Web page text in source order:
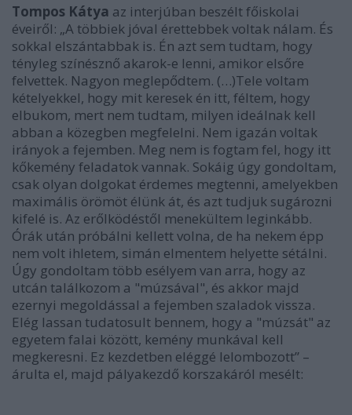
Tompos Kátya az interjúban beszélt főiskolai
éveiről: „A többiek jóval érettebbek voltak nálam. És
sokkal elszántabbak is. Én azt sem tudtam, hogy
tényleg színésznő akarok-e lenni, amikor elsőre
felvettek. Nagyon meglepődtem. (…)Tele voltam
kételyekkel, hogy mit keresek én itt, féltem, hogy
elbukom, mert nem tudtam, milyen ideálnak kell
abban a közegben megfelelni. Nem igazán voltak
irányok a fejemben. Meg nem is fogtam fel, hogy itt
kőkemény feladatok vannak. Sokáig úgy gondoltam,
csak olyan dolgokat érdemes megtenni, amelyekben
maximális örömöt élünk át, és azt tudjuk sugározni
kifelé is. Az erőlködéstől menekültem leginkább.
Órák után próbálni kellett volna, de ha nekem épp
nem volt ihletem, simán elmentem helyette sétálni.
Úgy gondoltam több esélyem van arra, hogy az
utcán találkozom a "múzsával", és akkor majd
ezernyi megoldással a fejemben szaladok vissza.
Elég lassan tudatosult bennem, hogy a "múzsát" az
egyetem falai között, kemény munkával kell
megkeresni. Ez kezdetben eléggé lelombozott” –
árulta el, majd pályakezdő korszakáról mesélt: